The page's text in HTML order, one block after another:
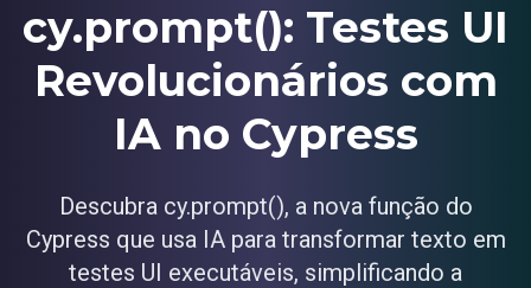
cy.prompt(): Testes UI
Revolucionários com
IA no Cypress
Descubra cy.prompt(), a nova função do
Cypress que usa IA para transformar texto em
testes UI executáveis, simplificando a